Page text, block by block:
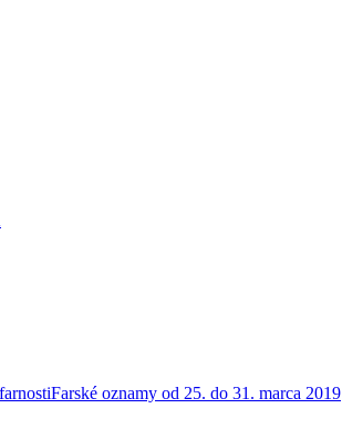
Farské oznamy od 25. do 31. marca 2019